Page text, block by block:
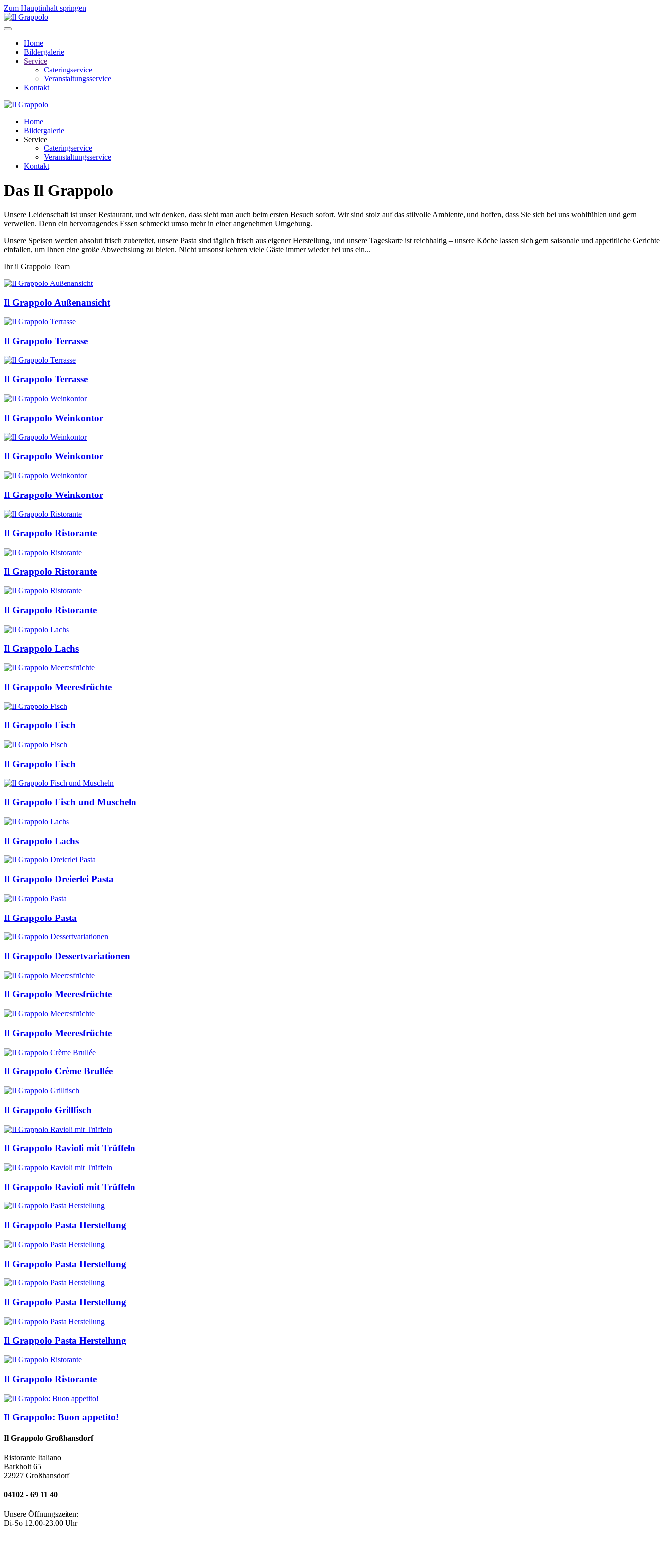
Zum Hauptinhalt springen
Home
Bildergalerie
Service
Cateringservice
Veranstaltungsservice
Kontakt
Home
Bildergalerie
Service
Cateringservice
Veranstaltungsservice
Kontakt
Das Il Grappolo
Unsere Leidenschaft ist unser Restaurant, und wir denken, dass sieht man auch beim ersten Besuch sofort. Wir sind stolz auf das stilvolle Ambiente, und hoffen, dass Sie sich bei uns wohlfühlen und gern
verweilen. Denn ein hervorragendes Essen schmeckt umso mehr in einer angenehmen Umgebung.
Unsere Speisen werden absolut frisch zubereitet, unsere Pasta sind täglich frisch aus eigener Herstellung, und unsere Tageskarte ist reichhaltig – unsere Köche lassen sich gern saisonale und appetitliche Gerichte
einfallen, um Ihnen eine große Abwechslung zu bieten. Nicht umsonst kehren viele Gäste immer wieder bei uns ein...
Ihr il Grappolo Team
Il Grappolo Außenansicht
Il Grappolo Terrasse
Il Grappolo Terrasse
Il Grappolo Weinkontor
Il Grappolo Weinkontor
Il Grappolo Weinkontor
Il Grappolo Ristorante
Il Grappolo Ristorante
Il Grappolo Ristorante
Il Grappolo Lachs
Il Grappolo Meeresfrüchte
Il Grappolo Fisch
Il Grappolo Fisch
Il Grappolo Fisch und Muscheln
Il Grappolo Lachs
Il Grappolo Dreierlei Pasta
Il Grappolo Pasta
Il Grappolo Dessertvariationen
Il Grappolo Meeresfrüchte
Il Grappolo Meeresfrüchte
Il Grappolo Crème Brullée
Il Grappolo Grillfisch
Il Grappolo Ravioli mit Trüffeln
Il Grappolo Ravioli mit Trüffeln
Il Grappolo Pasta Herstellung
Il Grappolo Pasta Herstellung
Il Grappolo Pasta Herstellung
Il Grappolo Pasta Herstellung
Il Grappolo Ristorante
Il Grappolo: Buon appetito!
Il Grappolo Großhansdorf
Ristorante Italiano
Barkholt 65
22927 Großhansdorf
04102 - 69 11 40
Unsere Öffnungszeiten:
Di-So 12.00-23.00 Uhr